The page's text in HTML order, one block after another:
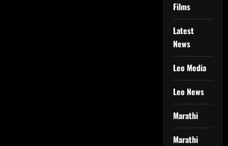
Films
Latest
News
Leo Media
Leo News
Marathi
Marathi